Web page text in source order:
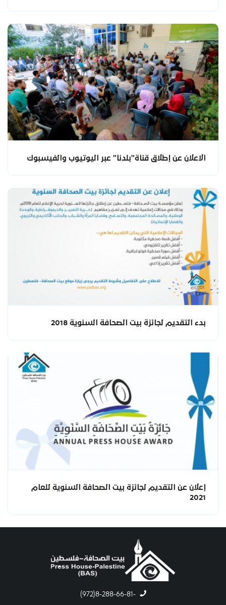
الاعلان عن إطلاق قناة"بلدنا" عبر اليوتيوب والفيسبوك
بدء التقديم لجائزة بيت الصحافة السنوية 2018
إعلان عن التقديم لجائزة بيت الصحافة السنوية للعام
2021
-8-288-66-81(972)